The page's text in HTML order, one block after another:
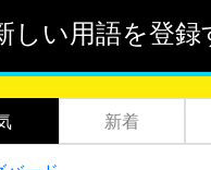
しい用語を登録
新着